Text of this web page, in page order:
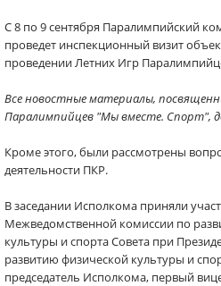
С 8 по 9 сентября Паралимпийский
проведет инспекционный визит
проведении Летних Игр
Все новостные материалы,
Паралимпийцев "Мы вместе. Спорт",
Кроме этого, были рассмотрены
деятельности ПКР.
В заседании Исполкома приняли
Межведомственной комиссии по
культуры и спорта Совета при
развитию физической культуры и
председатель Исполкома, первый